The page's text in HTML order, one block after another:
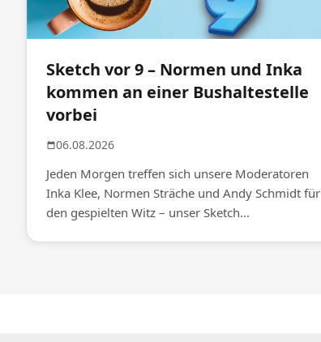
Sketch vor 9 – Normen und Inka
kommen an einer Bushaltestelle
vorbei
06.08.2026
Jeden Morgen treffen sich unsere Moderatoren
Inka Klee, Normen Sträche und Andy Schmidt für
den gespielten Witz – unser Sketch...